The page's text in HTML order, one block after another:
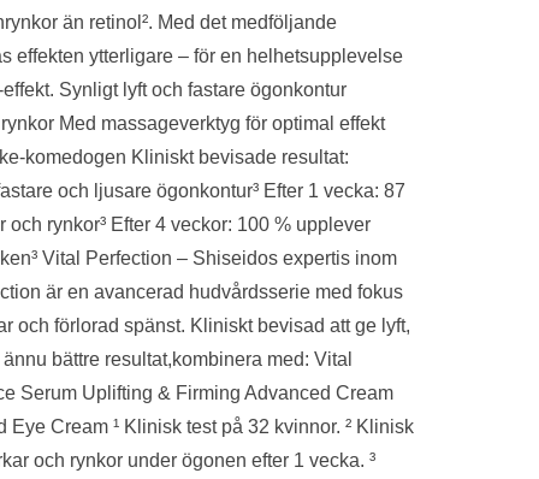
än retinol². Med det medföljande
effekten ytterligare – för en helhetsupplevelse
Synligt lyft och fastare ögonkontur
Med massageverktyg för optimal effekt
komedogen Kliniskt bevisade resultat:
och ljusare ögonkontur³ Efter 1 vecka: 87
rynkor³ Efter 4 veckor: 100 % upplever
Vital Perfection – Shiseidos expertis inom
är en avancerad hudvårdsserie med fokus
och förlorad spänst. Kliniskt bevisad att ge lyft,
bättre resultat,kombinera med: Vital
Serum Uplifting & Firming Advanced Cream
Cream ¹ Klinisk test på 32 kvinnor. ² Klinisk
och rynkor under ögonen efter 1 vecka. ³